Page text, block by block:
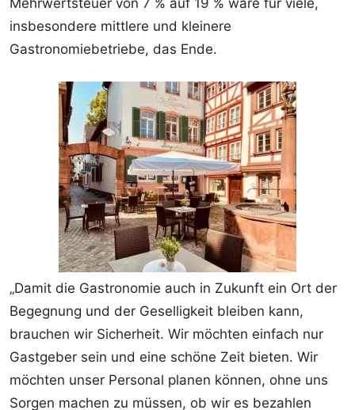
Mehrwertsteuer von 7 % auf 19 % wäre für viele,
insbesondere mittlere und kleinere
Gastronomiebetriebe, das Ende.
„Damit die Gastronomie auch in Zukunft ein Ort der
Begegnung und der Geselligkeit bleiben kann,
brauchen wir Sicherheit. Wir möchten einfach nur
Gastgeber sein und eine schöne Zeit bieten. Wir
möchten unser Personal planen können, ohne uns
Sorgen machen zu müssen, ob wir es bezahlen